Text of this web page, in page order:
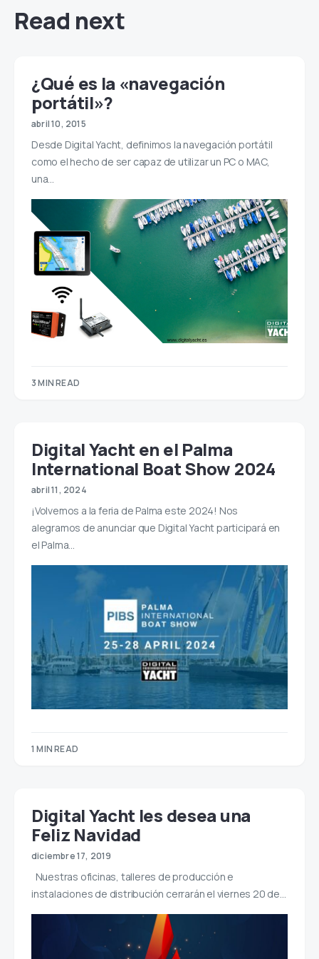
Read next
¿Qué es la «navegación
portátil»?
abril 10, 2015
Desde Digital Yacht, definimos la navegación portátil
como el hecho de ser capaz de utilizar un PC o MAC,
una…
3 MIN READ
Digital Yacht en el Palma
International Boat Show 2024
abril 11, 2024
¡Volvemos a la feria de Palma este 2024! Nos
alegramos de anunciar que Digital Yacht participará en
el Palma…
1 MIN READ
Digital Yacht les desea una
Feliz Navidad
diciembre 17, 2019
Nuestras oficinas, talleres de producción e
instalaciones de distribución cerrarán el viernes 20 de…